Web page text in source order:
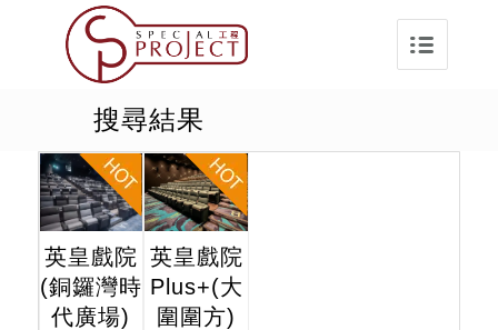
搜尋結果
英皇戲院
(銅鑼灣時
代廣場)
英皇戲院
Plus+(大
圍圍方)